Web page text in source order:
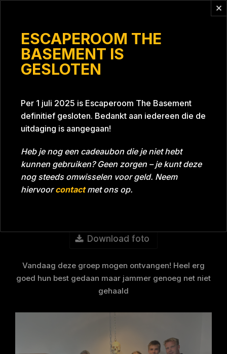
ESCAPEROOM THE
BASEMENT IS
GESLOTEN
Per 1 juli 2025 is Escaperoom The Basement
definitief gesloten. Bedankt aan iedereen die de
uitdaging is aangegaan!
Heb je nog een cadeaubon die je niet hebt
kunnen gebruiken? Geen zorgen – je kunt deze
nog steeds omwisselen voor geld. Neem
hiervoorcontactmet ons op.
Tijd Bijna gehaald Datum 15-08-2023
Room Project Blue 26A8
Download foto
Vandaag deze groep mogen ontvangen! Heel erg
goed hun best gedaan maar jammer genoeg net niet
gehaald